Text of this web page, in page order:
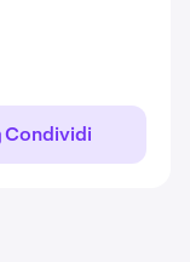
Condividi